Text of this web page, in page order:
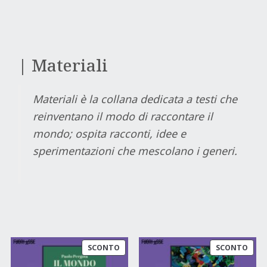
| Materiali
Materiali è la collana dedicata a testi che
reinventano il modo di raccontare il
mondo; ospita racconti, idee e
sperimentazioni che mescolano i generi.
SCONTO PRODOTTO
IN
SCONTO
IN